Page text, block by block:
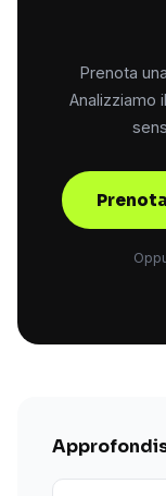
Prenota
Analizziamo